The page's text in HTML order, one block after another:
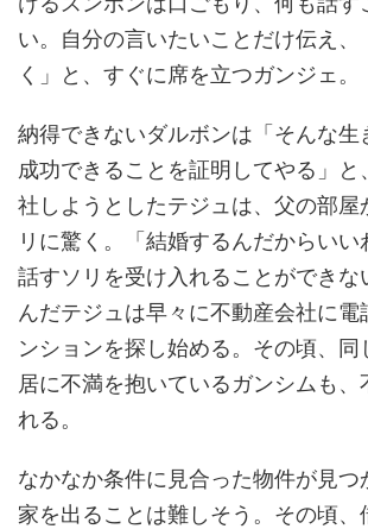
い。自分の言いたいことだけ伝え
く」と、すぐに席を立つガンジェ。
納得できないダルボンは「そんな生
成功できることを証明してやる」と
社しようとしたテジュは、父の部屋
リに驚く。「結婚するんだからいい
話すソリを受け入れることができな
んだテジュは早々に不動産会社に
ンションを探し始める。その頃、同
居に不満を抱いているガンシムも
れる。
なかなか条件に見合った物件が見つ
家を出ることは難しそう。その頃、